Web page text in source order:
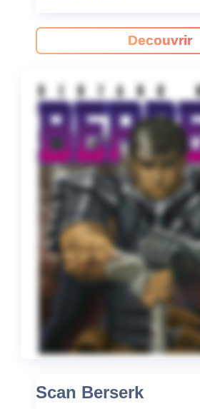
Decouvrir
Scan Berserk